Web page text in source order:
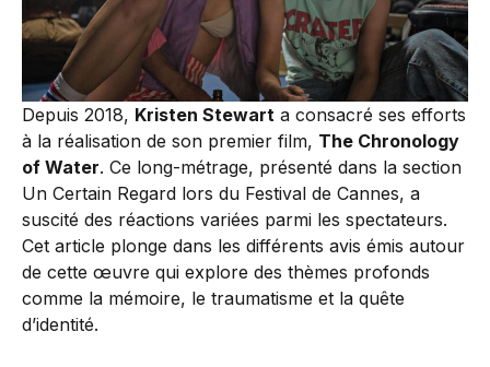
Depuis 2018, Kristen Stewart a consacré ses efforts
à la réalisation de son premier film, The Chronology
of Water. Ce long-métrage, présenté dans la section
Un Certain Regard lors du Festival de Cannes, a
suscité des réactions variées parmi les spectateurs.
Cet article plonge dans les différents avis émis autour
de cette œuvre qui explore des thèmes profonds
comme la mémoire, le traumatisme et la quête
d’identité.